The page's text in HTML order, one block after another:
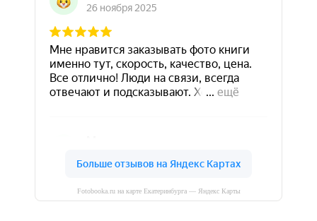
Fotobooka.ru на карте Екатеринбурга — Яндекс Карты